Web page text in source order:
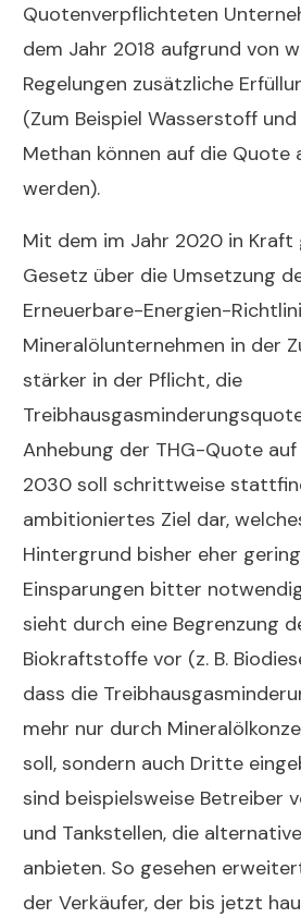
Quotenverpflichteten
dem Jahr 2018 aufgrund von
Regelungen zusätzliche
(Zum Beispiel Wasserstoff
Methan können auf die Quote
werden).
Mit dem im Jahr 2020 in
Gesetz über die Umsetzung
Erneuerbare-Energien-
Mineralölunternehmen in der
stärker in der Pflicht, die
Anhebung der THG-Quote auf
2030 soll schrittweise
ambitioniertes Ziel dar,
Hintergrund bisher eher
Einsparungen bitter
sieht durch eine Begrenzung
Biokraftstoffe vor (z. B.
dass die
mehr nur durch
soll, sondern auch Dritte
sind beispielsweise Betreiber
und Tankstellen, die
anbieten. So gesehen
der Verkäufer, der bis jetzt